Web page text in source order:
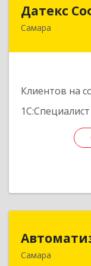
Датекс
Самара
Клиентов на
1С:Специалист
443070,
Самара